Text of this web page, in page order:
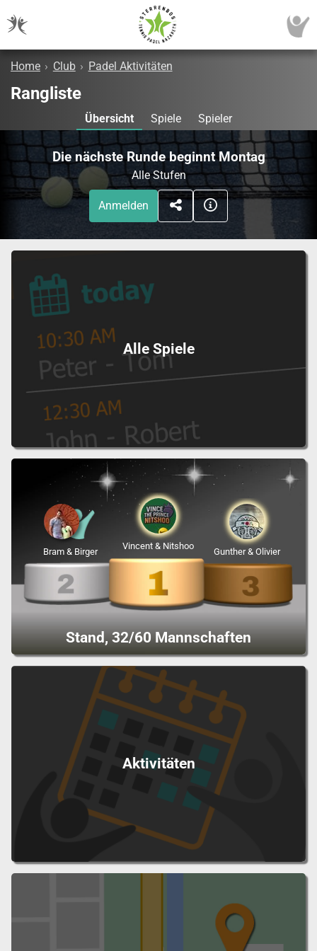
Home › Club › Padel Aktivitäten
Rangliste
Übersicht Spiele Spieler
Die nächste Runde beginnt Montag
Alle Stufen
Anmelden
Alle Spiele
Stand, 32/60 Mannschaften
Vincent & Nitshoo
Bram & Birger Gunther & Olivier
Aktivitäten